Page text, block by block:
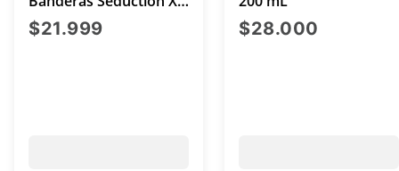
50 Ml
$21.999precio actual $21.999
$28.000